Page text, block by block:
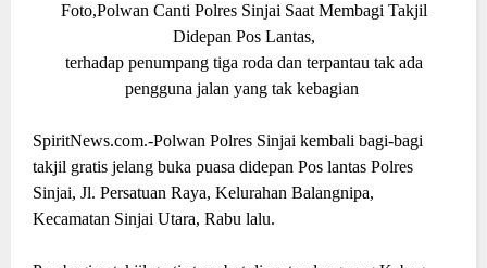
Foto,Polwan Canti Polres Sinjai Saat Membagi Takjil
Didepan Pos Lantas,
terhadap penumpang tiga roda dan terpantau tak ada
pengguna jalan yang tak kebagian
SpiritNews.com.-Polwan Polres Sinjai kembali bagi-bagi
takjil gratis jelang buka puasa didepan Pos lantas Polres
Sinjai, Jl. Persatuan Raya, Kelurahan Balangnipa,
Kecamatan Sinjai Utara, Rabu lalu.